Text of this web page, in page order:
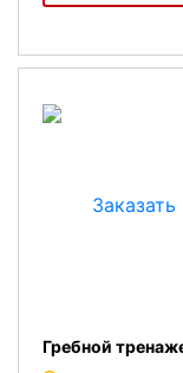
Гребной тренажер
Гребной